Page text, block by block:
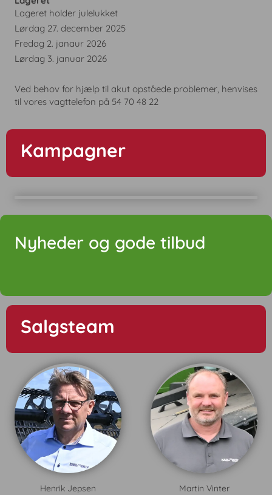
Lageret holder julelukket
Lørdag 27. december 2025
Fredag 2. janaur 2026
Lørdag 3. januar 2026
Ved behov for hjælp til akut opståede problemer, henvises
til vores vagttelefon på 54 70 48 22
Kampagner
Nyheder og gode tilbud
Salgsteam
Henrik Jepsen
Martin Vinter